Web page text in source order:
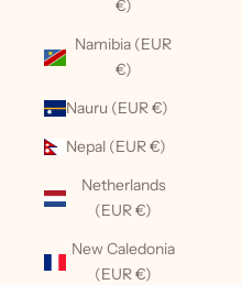
€)
Namibia (EUR
€)
Nauru (EUR €)
Nepal (EUR €)
Netherlands
(EUR €)
New Caledonia
(EUR €)